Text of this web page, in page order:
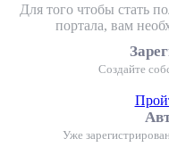
Для того чтобы стать
портала, вам
Создайте
Уже